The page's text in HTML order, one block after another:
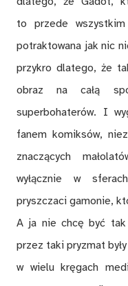
to przede
potraktowana jak nic
przykro dlatego, że
obraz na całą
superbohaterów. I
fanem komiksów,
znaczących
wyłącznie w
pryszczaci gamonie,
A ja nie chcę być
przez taki pryzmat
w wielu kręgach